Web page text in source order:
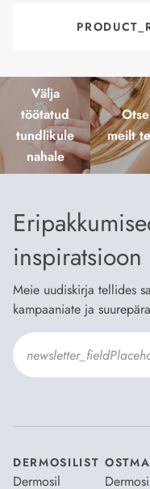
Välja
töötatud
tundlikule
nahale
Otse
meilt
inspiratsioon
Meie uudiskirja tellides
kampaaniate ja
DERMOSILIST
Dermosil
OSTMA